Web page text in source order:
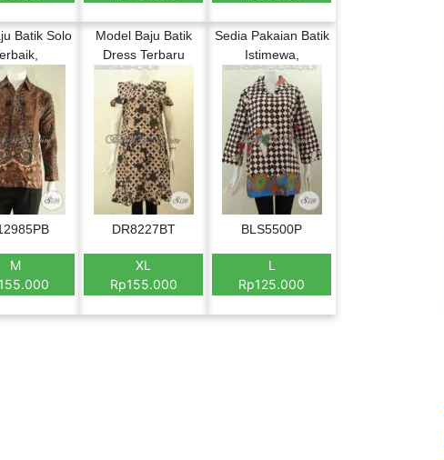
Batik Solo
M
Model Baju Batik
Dress Terbaru
DR8227BT
XL
Rp155.000
Sedia Pakaian Batik
Istimewa,
BLS5500P
L
Rp125.000